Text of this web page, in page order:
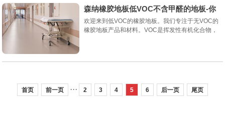
森纳橡胶地板低VOC不含甲醛的地板-你
值得拥有
欢迎来到低VOC的橡胶地板。我们专注于无VOC的
橡胶地板产品和材料。VOC是挥发性有机化合物，
首页 前一页 ··· 2 3 4 5 6 后一页 尾页